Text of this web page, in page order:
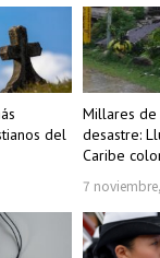
del
Millares
desastre:
Caribe
7